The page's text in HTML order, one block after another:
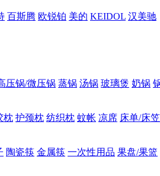
百斯腾 欧锐铂 美的 KEIDOL 汉美驰
压锅/微压锅 蒸锅 汤锅 玻璃煲 奶锅
枕 护颈枕 纺织枕 蚊帐 凉席 床单/床笠
陶瓷筷 金属筷 一次性用品 果盘/果篮